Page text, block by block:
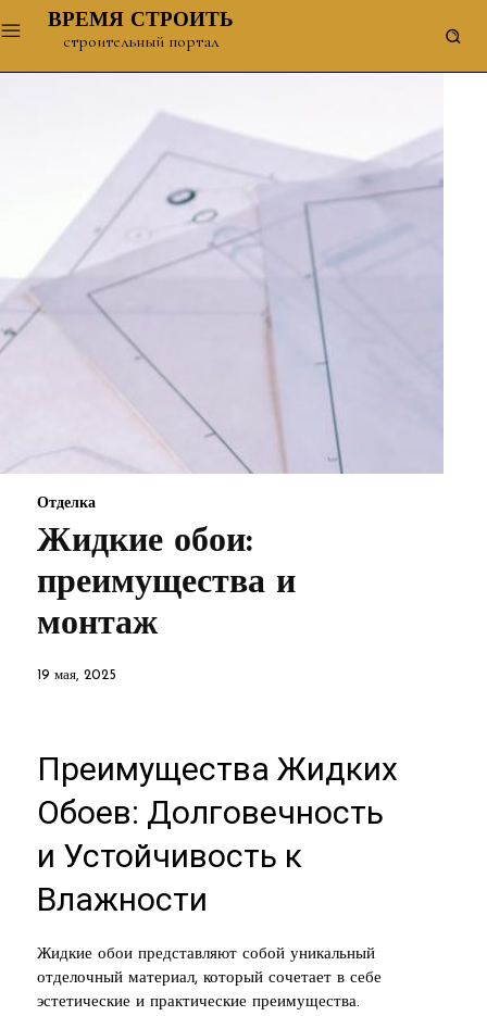
ВРЕМЯ СТРОИТЬ
строительный портал
Отделка
Жидкие обои:
преимущества и
монтаж
19 мая, 2025
Преимущества Жидких
Обоев: Долговечность
и Устойчивость к
Влажности
Жидкие обои представляют собой уникальный
отделочный материал, который сочетает в себе
эстетические и практические преимущества.